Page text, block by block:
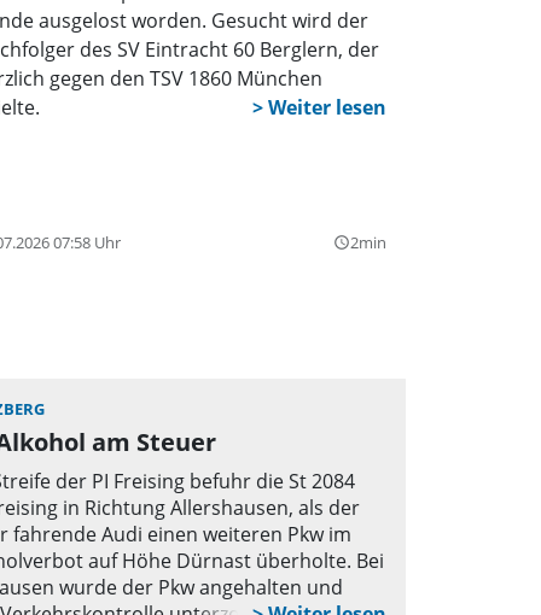
ausgelost worden. Gesucht wird der
des SV Eintracht 60 Berglern, der
gegen den TSV 1860 München
07:58 Uhr query_builder2min
am Steuer
der PI Freising befuhr die St 2084
in Richtung Allershausen, als der
fahrende Audi einen weiteren Pkw im
auf Höhe Dürnast überholte. Bei
wurde der Pkw angehalten und